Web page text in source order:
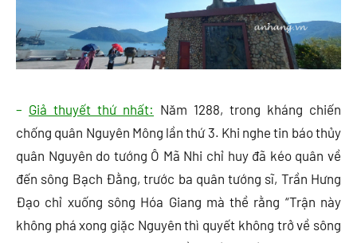
– Giả thuyết thứ nhất: Năm 1288, trong kháng chiến
chống quân Nguyên Mông lần thứ 3. Khi nghe tin báo thủy
quân Nguyên do tướng Ô Mã Nhi chỉ huy đã kéo quân về
đến sông Bạch Đằng, trước ba quân tướng sĩ, Trần Hưng
Đạo chỉ xuống sông Hóa Giang mà thề rằng “Trận này
không phá xong giặc Nguyên thì quyết không trở về sông